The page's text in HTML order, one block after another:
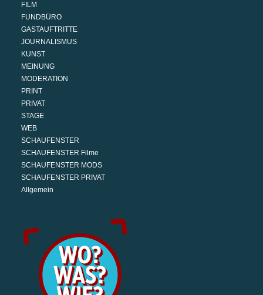
FILM
FUNDBÜRO
GASTAUFTRITTE
JOURNALISMUS
KUNST
MEINUNG
MODERATION
PRINT
PRIVAT
STAGE
WEB
SCHAUFENSTER
SCHAUFENSTER Filme
SCHAUFENSTER MODS
SCHAUFENSTER PRIVAT
Allgemein